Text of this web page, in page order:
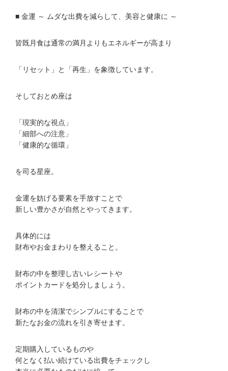
■ 金運 ～ ムダな出費を減らして、美容と健康に ～
皆既月食は通常の満月よりもエネルギーが高まり
「リセット」と「再生」を象徴しています。
そしておとめ座は
「現実的な視点」
「細部への注意」
「健康的な循環」
を司る星座。
金運を妨げる要素を手放すことで
新しい豊かさが自然とやってきます。
具体的には
財布やお金まわりを整えること。
財布の中を整理し古いレシートや
ポイントカードを処分しましょう。
財布の中を清潔でシンプルにすることで
新たなお金の流れを引き寄せます。
定期購入しているものや
何となく払い続けている出費をチェックし